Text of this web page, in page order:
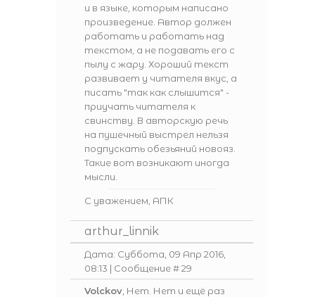
и в языке, которым написано
произведение. Автор должен
работать и работать над
текстом, а не подавать его с
пылу с жару. Хороший текст
развивает у читателя вкус, а
писать "так как слышится" -
приучать читателя к
свинству. В авторскую речь
на пушечный выстрел нельзя
подпускать обезьяний новояз.
Такие вот возникают иногда
мысли.
С уважением, АПК
arthur_linnik
Дата: Суббота, 09 Апр 2016,
08:13 | Сообщение #29
Volckov , Нет. Нет и ещё раз